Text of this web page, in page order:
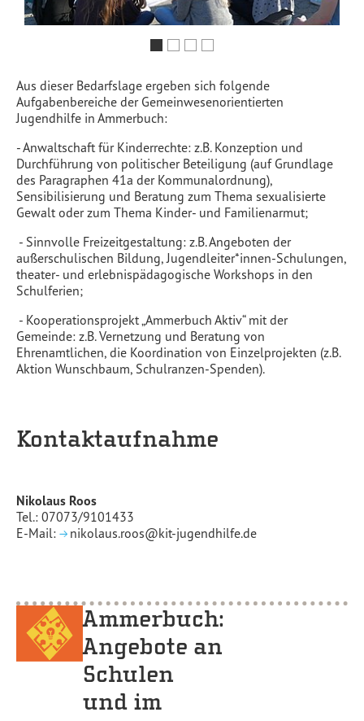
Aus dieser Bedarfslage ergeben sich folgende
Aufgabenbereiche der Gemeinwesenorientierten
Jugendhilfe in Ammerbuch:
- Anwaltschaft für Kinderrechte: z.B. Konzeption und
Durchführung von politischer Beteiligung (auf Grundlage
des Paragraphen 41a der Kommunalordnung),
Sensibilisierung und Beratung zum Thema sexualisierte
Gewalt oder zum Thema Kinder- und Familienarmut;
- Sinnvolle Freizeitgestaltung: z.B. Angeboten der
außerschulischen Bildung, Jugendleiter*innen-Schulungen,
theater- und erlebnispädagogische Workshops in den
Schulferien;
- Kooperationsprojekt „Ammerbuch Aktiv“ mit der
Gemeinde: z.B. Vernetzung und Beratung von
Ehrenamtlichen, die Koordination von Einzelprojekten (z.B.
Aktion Wunschbaum, Schulranzen-Spenden).
Kontaktaufnahme
Nikolaus Roos
Tel.: 07073/9101433
E-Mail:
nikolaus.roos@kit-jugendhilfe.de
Ammerbuch:
Angebote an
Schulen
und im